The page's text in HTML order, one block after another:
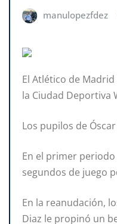
manulopezfdez
El Atlético de
la Ciudad Deportiva
Los pupilos de
En el primer
segundos de juego
En la reanudación,
Diaz le propinó un